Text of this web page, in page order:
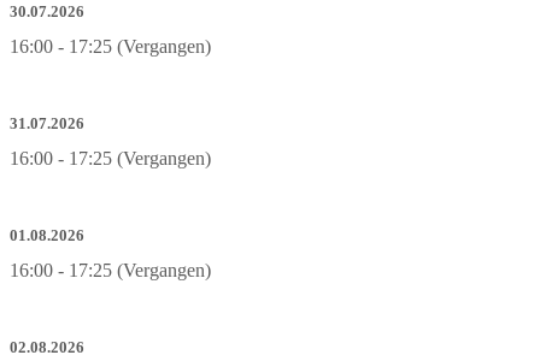
30.07.2026
16:00 - 17:25 (Vergangen)
31.07.2026
16:00 - 17:25 (Vergangen)
01.08.2026
16:00 - 17:25 (Vergangen)
02.08.2026